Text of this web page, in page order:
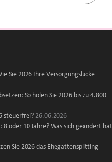
Sie 2026 Ihre Versorgungslücke
So holen Sie 2026 bis zu 4.800
steuerfrei? 26.06.2026
oder 10 Jahre? Was sich geändert hat
Sie 2026 das Ehegattensplitting